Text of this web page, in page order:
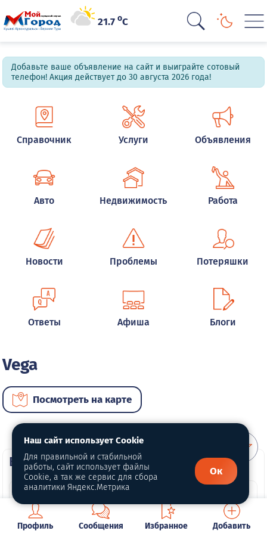
21.7oC
Добавьте ваше объявление на сайт и выиграйте сотовый
телефон! Акция действует до 30 августа 2026 года!
Справочник Услуги Объявления
Авто Недвижимость Работа
Новости Проблемы Потеряшки
Ответы Афиша Блоги
Vega
Посмотреть на карте
ВИП автомобили
Профиль Сообщения Избранное Добавить
Наш сайт использует Cookie
Для правильной и стабильной
работы, сайт использует файлы
Cookie, а так же сервис для сбора
аналитики Яндекс.Метрика
Ок